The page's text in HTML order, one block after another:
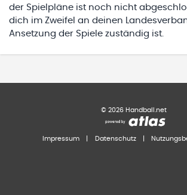
der Spielpläne ist noch nicht
dich im Zweifel an deinen
Ansetzung der Spiele zuständig ist.
© 2026 Handball.net
Impressum Datenschutz